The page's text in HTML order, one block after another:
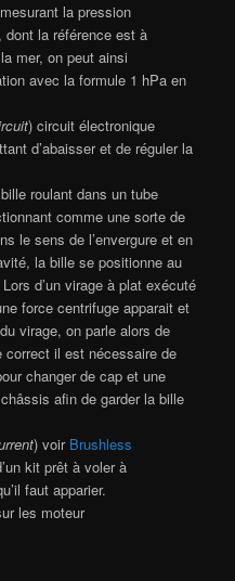
la pression
la référence est à
mer, on peut ainsi
avec la formule 1 hPa en
) circuit électronique
d’abaisser et de réguler la
roulant dans un tube
comme une sorte de
le sens de l’envergure et en
la bille se positionne au
d’un virage à plat exécuté
force centrifuge apparait et
virage, on parle alors de
correct il est nécessaire de
changer de cap et une
afin de garder la bille
) voir Brushless
kit prêt à voler à
faut apparier.
les moteur